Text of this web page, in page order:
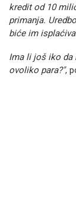
kredit od 10
primanja.
biće im
Ima li još iko da
ovoliko para?",